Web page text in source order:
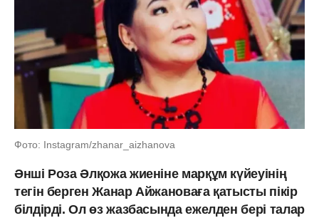
Фото: Instagram/zhanar_aizhanova
Әнші Роза Әлқожа жиеніне марқұм күйеуінің
тегін берген Жанар Айжановаға қатысты пікір
білдірді. Ол өз жазбасында ежелден бері талар